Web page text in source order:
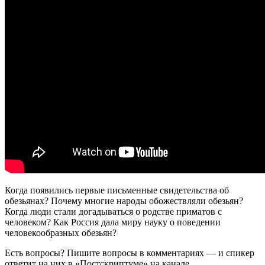
Когда появились первые письменные свидетельства об
обезьянах? Почему многие народы обожествляли обезьян?
Когда люди стали догадываться о родстве приматов с
человеком? Как Россия дала миру науку о поведении
человекообразных обезьян?
Есть вопросы? Пишите вопросы в комментариях — и спикер